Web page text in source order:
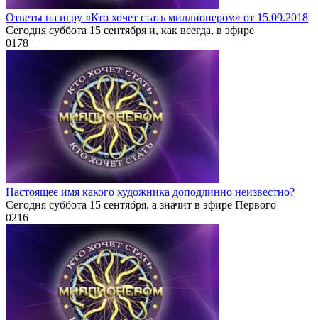
Ответы на игру «Кто хочет стать миллионером» от 15.09.2018
Сегодня суббота 15 сентября и, как всегда, в эфире
0178
Настоящее имя какого художника доподлинно неизвестно?
Сегодня суббота 15 сентября. а значит в эфире Первого
0216